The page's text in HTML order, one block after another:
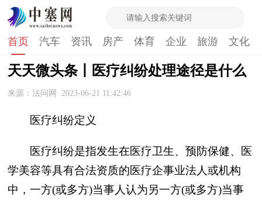
首页 汽车 资讯 房产 体育 企业 旅游 文化
天天微头条丨医疗纠纷处理途径是什么
来源：法问网 2023-06-21 11:42:46
医疗纠纷定义
医疗纠纷是指发生在医疗卫生、预防保健、医
学美容等具有合法资质的医疗企事业法人或机构
中，一方(或多方)当事人认为另一方(或多方)当事